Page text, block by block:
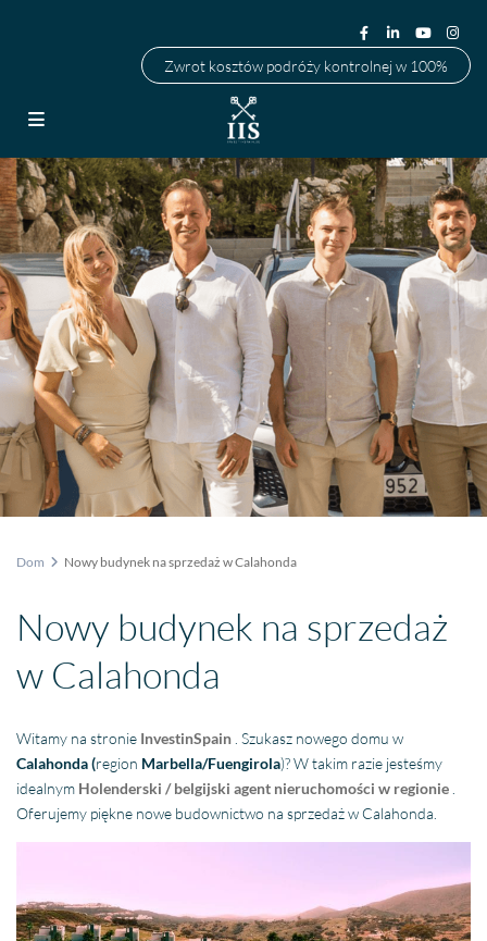
Zwrot kosztów podróży kontrolnej w 100%
Dom Nowy budynek na sprzedaż w Calahonda
Nowy budynek na sprzedaż
w Calahonda
Witamy na stronie InvestinSpain . Szukasz nowego domu w
Calahonda(region Marbella/Fuengirola)? W takim razie jesteśmy
idealnym Holenderski / belgijski agent nieruchomości w regionie
Oferujemy piękne nowe budownictwo na sprzedaż w Calahonda.